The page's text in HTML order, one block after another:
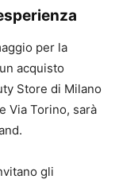
per la
acquisto
Store di Milano
Via Torino, sarà
gli